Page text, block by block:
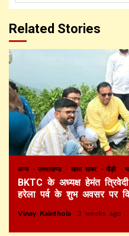
Related Stories
अन्य उत्तराखण्ड खास खबर पौड़ी
BKTC के अध्यक्ष हेमंत
हरेला पर्व के शुभ अवसर पर
Vinay Kainthola 3 weeks ago